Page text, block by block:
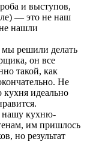
и выступов,
— это не наш
нашли
мы решили делать
он все
такой, как
Не
идеально
нашу кухню-
им пришлось
но результат